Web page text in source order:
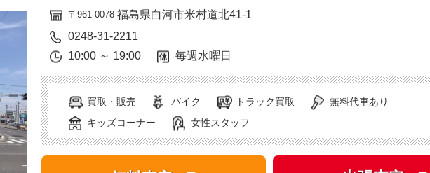
〒961-0078 福島県白河市米村道北41-1
0248-31-2211
10:00 ～ 19:00
毎週水曜日
買取・販売 バイク トラック買取
無料代車あり
キッズコーナー
女性スタッフ